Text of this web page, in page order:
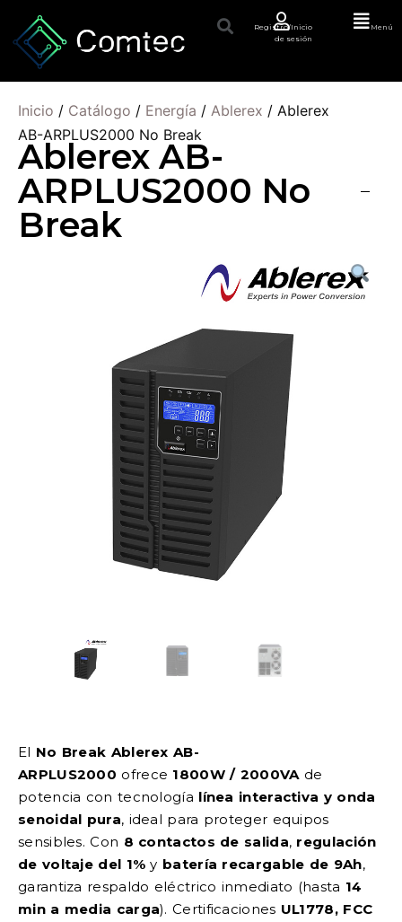
Registro/Inicio
de sesión
Menú
Inicio / Catálogo / Energía / Ablerex / Ablerex
AB-ARPLUS2000 No Break
Ablerex AB-
ARPLUS2000 No
Break
El No Break Ablerex AB-
ARPLUS2000 ofrece 1800W / 2000VAde
potencia con tecnología línea interactiva y onda
senoidal pura, ideal para proteger equipos
sensibles. Con 8 contactos de salida, regulación
de voltaje del 1% y batería recargable de 9Ah,
garantiza respaldo eléctrico inmediato (hasta 14
min a media carga). Certificaciones UL1778, FCC